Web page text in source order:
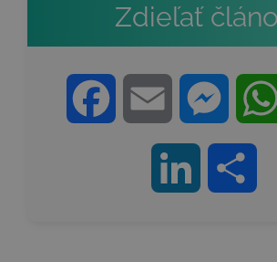
Zdieľať
Facebook Email
LinkedIn